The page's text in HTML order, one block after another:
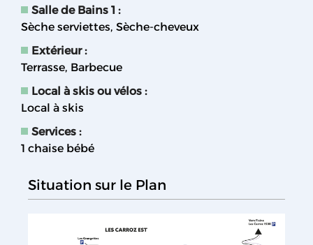
Salle de Bains 1 :
Sèche serviettes Sèche-cheveux
Extérieur:
Terrasse Barbecue
Local à skis ou vélos :
Local à skis
Services :
1 chaise bébé
Situation sur le Plan